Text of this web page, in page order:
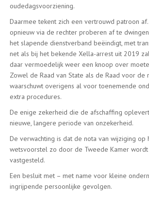
oudedagsvoorziening.
Daarmee tekent zich een vertrouwd patroon
opnieuw via de rechter proberen af te
het slapende dienstverband beëindigt, met
net als bij het bekende Xella-arrest uit 2019
daar vermoedelijk weer een knoop over
Zowel de Raad van State als de Raad voor de
waarschuwt overigens al voor toenemende
extra procedures.
De enige zekerheid die de afschaffing
nieuwe, langere periode van onzekerheid.
De verwachting is dat de nota van wijziging op
wetsvoorstel zo door de Tweede Kamer wordt
vastgesteld.
Een besluit met – met name voor kleine
ingrijpende persoonlijke gevolgen.